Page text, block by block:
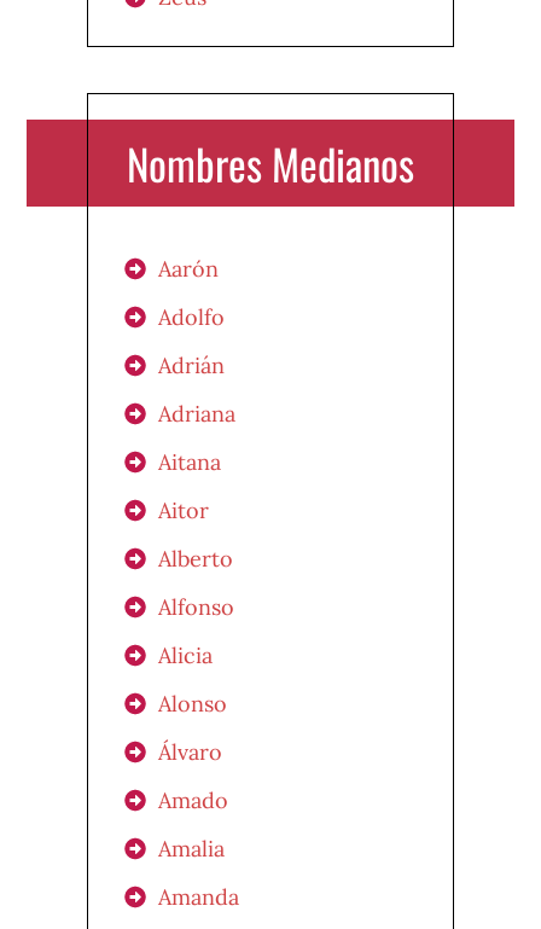
Nombres Medianos
Aarón
Adolfo
Adrián
Adriana
Aitana
Aitor
Alberto
Alfonso
Alicia
Alonso
Álvaro
Amado
Amalia
Amanda